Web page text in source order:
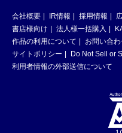
会社概要 IR情報 採用情報
書店様向け
法人様一括購入
作品の利用について
お問い合
サイトポリシー
Do Not Sell or
利用者情報の外部送信について